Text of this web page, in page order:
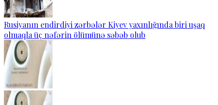
Rusiyanın endirdiyi zərbələr Kiyev yaxınlığında biri uşaq
olmaqla üç nəfərin ölümünə səbəb olub